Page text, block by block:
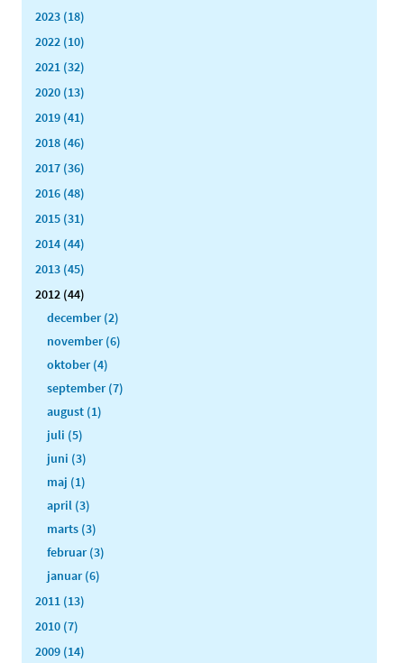
2023 (18)
2022 (10)
2021 (32)
2020 (13)
2019 (41)
2018 (46)
2017 (36)
2016 (48)
2015 (31)
2014 (44)
2013 (45)
2012 (44)
december (2)
november (6)
oktober (4)
september (7)
august (1)
juli (5)
juni (3)
maj (1)
april (3)
marts (3)
februar (3)
januar (6)
2011 (13)
2010 (7)
2009 (14)